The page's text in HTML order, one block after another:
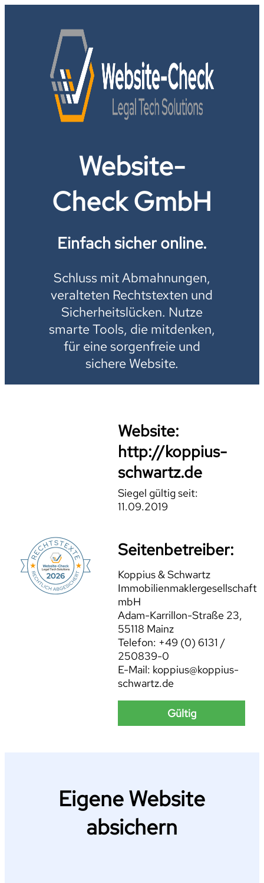
Website-
Check GmbH
Einfach sicher online.
Schluss mit Abmahnungen,
veralteten Rechtstexten und
Sicherheitslücken. Nutze
smarte Tools, die mitdenken,
für eine sorgenfreie und
sichere Website.
Website:
http://koppius-
schwartz.de
Siegel gültig seit:
11.09.2019
Seitenbetreiber:
Koppius & Schwartz
Immobilienmaklergesellschaft
mbH
Adam-Karrillon-Straße 23,
55118 Mainz
Telefon: +49 (0) 6131 /
250839-0
E-Mail: koppius@koppius-
schwartz.de
Gültig
Eigene Website
absichern